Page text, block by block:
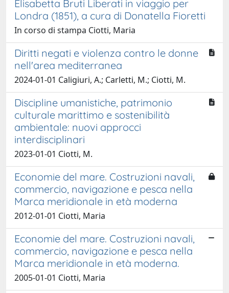
Elisabetta Bruti Liberati in viaggio per
Londra (1851), a cura di Donatella Fioretti
In corso di stampa Ciotti, Maria
Diritti negati e violenza contro le donne
nell'area mediterranea
2024-01-01 Caligiuri, A.; Carletti, M.; Ciotti, M.
Discipline umanistiche, patrimonio
culturale marittimo e sostenibilità
ambientale: nuovi approcci
interdisciplinari
2023-01-01 Ciotti, M.
Economie del mare. Costruzioni navali,
commercio, navigazione e pesca nella
Marca meridionale in età moderna
2012-01-01 Ciotti, Maria
Economie del mare. Costruzioni navali,
commercio, navigazione e pesca nella
Marca meridionale in età moderna.
2005-01-01 Ciotti, Maria